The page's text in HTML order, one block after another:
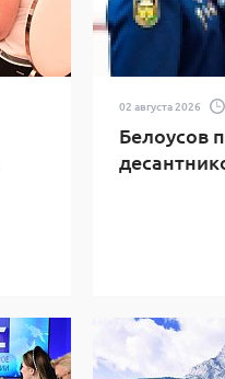
02 августа 2026
Белоусов